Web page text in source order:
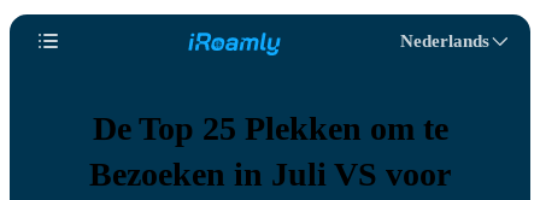
Nederlands
De Top 25 Plekken om te
Bezoeken in Juli VS voor